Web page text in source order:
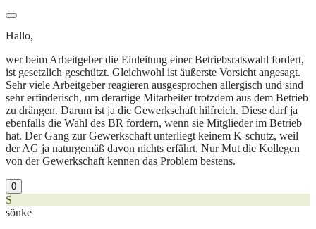
Hallo,
wer beim Arbeitgeber die Einleitung einer Betriebsratswahl fordert,
ist gesetzlich geschützt. Gleichwohl ist äußerste Vorsicht angesagt.
Sehr viele Arbeitgeber reagieren ausgesprochen allergisch und sind
sehr erfinderisch, um derartige Mitarbeiter trotzdem aus dem Betrieb
zu drängen. Darum ist ja die Gewerkschaft hilfreich. Diese darf ja
ebenfalls die Wahl des BR fordern, wenn sie Mitglieder im Betrieb
hat. Der Gang zur Gewerkschaft unterliegt keinem K-schutz, weil
der AG ja naturgemäß davon nichts erfährt. Nur Mut die Kollegen
von der Gewerkschaft kennen das Problem bestens.
0
S
sönke